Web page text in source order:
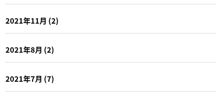
2021年11月 (2)
2021年8月 (2)
2021年7月 (7)